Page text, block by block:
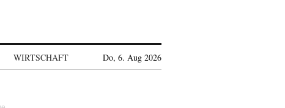
WIRTSCHAFT Do, 6. Aug 2026